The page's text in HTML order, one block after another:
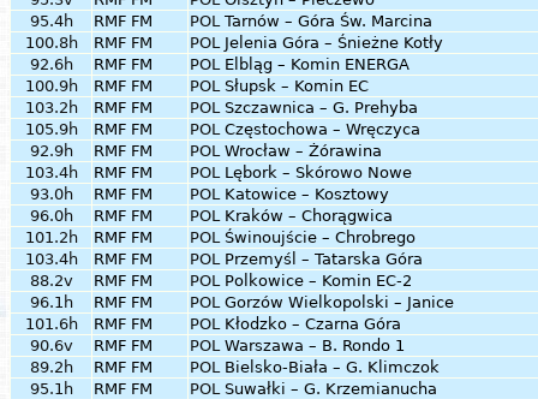
95.4h
RMF FM POL Tarnów – Góra Św. Marcina
100.8h
RMF FM POL Jelenia Góra – Śnieżne Kotły
92.6h
RMF FM POL Elbląg – Komin ENERGA
100.9h
RMF FM POL Słupsk – Komin EC
103.2h
RMF FM POL Szczawnica – G. Prehyba
105.9h
RMF FM POL Częstochowa – Wręczyca
92.9h
RMF FM POL Wrocław – Żórawina
103.4h
RMF FM POL Lębork – Skórowo Nowe
93.0h
RMF FM POL Katowice – Kosztowy
96.0h
RMF FM POL Kraków – Chorągwica
101.2h
RMF FM POL Świnoujście – Chrobrego
103.4h
RMF FM POL Przemyśl – Tatarska Góra
88.2v
RMF FM POL Polkowice – Komin EC-2
96.1h
RMF FM POL Gorzów Wielkopolski – Janice
101.6h
RMF FM POL Kłodzko – Czarna Góra
90.6v
RMF FM POL Warszawa – B. Rondo 1
89.2h
RMF FM POL Bielsko-Biała – G. Klimczok
95.1h
RMF FM POL Suwałki – G. Krzemianucha